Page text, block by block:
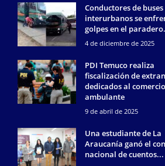
Conductores de buses
interurbanos se
golpes en el
4 de diciembre de 2025
PDI Temuco realiza
fiscalización de
dedicados al comercio
ambulante
9 de abril de 2025
Una estudiante de La
Araucanía ganó el
nacional de cuentos...